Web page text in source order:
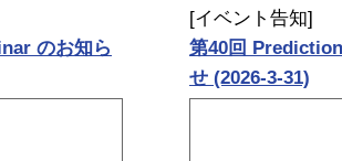
のお知ら
[イベント告知]
第40回
せ (2026-3-31)